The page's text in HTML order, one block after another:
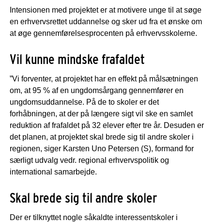
Intensionen med projektet er at motivere unge til at søge
en erhvervsrettet uddannelse og sker ud fra et ønske om
at øge gennemførelsesprocenten på erhvervsskolerne.
Vil kunne mindske frafaldet
”Vi forventer, at projektet har en effekt på målsætningen
om, at 95 % af en ungdomsårgang gennemfører en
ungdomsuddannelse. På de to skoler er det
forhåbningen, at der på længere sigt vil ske en samlet
reduktion af frafaldet på 32 elever efter tre år. Desuden er
det planen, at projektet skal brede sig til andre skoler i
regionen, siger Karsten Uno Petersen (S), formand for
særligt udvalg vedr. regional erhvervspolitik og
international samarbejde.
Skal brede sig til andre skoler
Der er tilknyttet nogle såkaldte interessentskoler i